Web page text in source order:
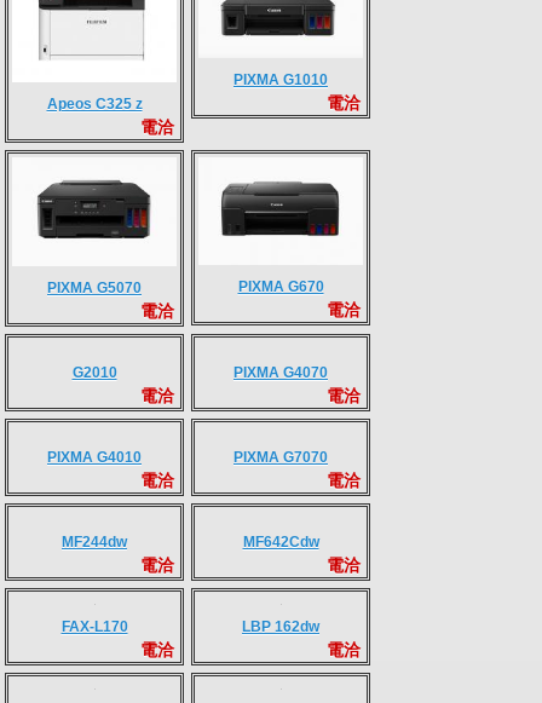
Apeos C325 z
電洽
PIXMA G1010
電洽
PIXMA G5070
電洽
PIXMA G670
電洽
電洽
PIXMA G4070
PIXMA G4010 PIXMA G7070